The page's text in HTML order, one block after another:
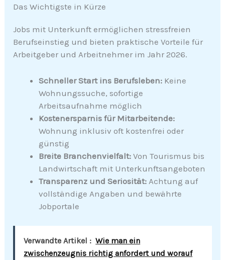
Das Wichtigste in Kürze
Jobs mit Unterkunft ermöglichen stressfreien
Berufseinstieg und bieten praktische Vorteile für
Arbeitgeber und Arbeitnehmer im Jahr 2026.
Schneller Start ins Berufsleben: Keine
Wohnungssuche, sofortige
Arbeitsaufnahme möglich
Kostenersparnis für Mitarbeitende:
Wohnung inklusiv oft kostenfrei oder
günstig
Breite Branchenvielfalt: Von Tourismus bis
Landwirtschaft mit Unterkunftsangeboten
Transparenz und Seriosität: Achtung auf
vollständige Angaben und bewährte
Jobportale
Verwandte Artikel : Wie man ein
zwischenzeugnis richtig anfordert und worauf